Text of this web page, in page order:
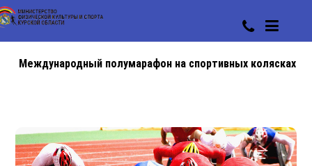
Международный полумарафон на спортивных колясках